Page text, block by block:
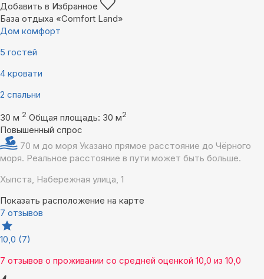
Добавить в Избранное
База отдыха «Comfort Land»
Дом комфорт
5 гостей
4 кровати
2 спальни
30 м 2 Общая площадь: 30 м2
Повышенный спрос
70 м до моря Указано прямое расстояние до Чёрного
моря. Реальное расстояние в пути может быть больше.
Хыпста, Набережная улица, 1
Показать расположение на карте
7 отзывов
10,0 (7)
7 отзывов о проживании со средней оценкой 10,0 из 10,0